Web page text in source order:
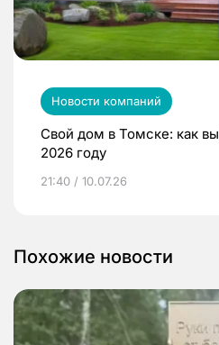
Новости компаний
Свой дом в Томске: как
2026 году
21:40 / 10.07.26
Похожие новости